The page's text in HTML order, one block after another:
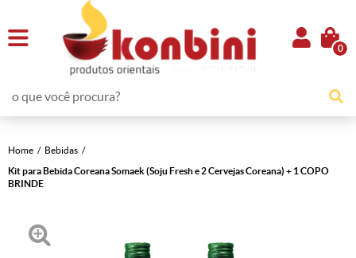
0
Home
Bebidas
Kit para Bebida Coreana Somaek (Soju Fresh e 2 Cervejas Coreana) + 1 COPO
BRINDE